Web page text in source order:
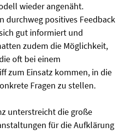
wieder angenäht.
durchweg positives Feedback
gut informiert und
zudem die Möglichkeit,
oft bei einem
zum Einsatz kommen, in die
Fragen zu stellen.
unterstreicht die große
für die Aufklärung